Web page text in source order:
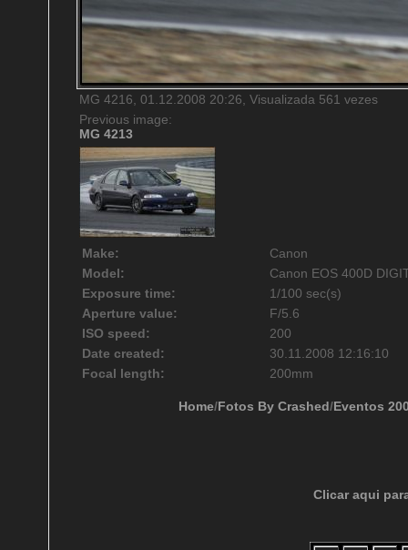
MG 4216, 01.12.2008 20:26, Visualizada 561 vezes
Previous image:
MG 4213
Make:
Canon
Model:
Canon EOS 400D
Exposure time:
1/100 sec(s)
Aperture value:
F/5.6
ISO speed:
200
Date created:
30.11.2008 12:16:10
Focal length:
200mm
Home/Fotos By Crashed/Eventos
Clicar aqui